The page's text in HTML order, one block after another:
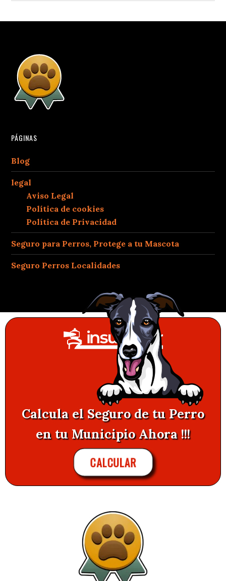
PÁGINAS
Blog
legal
Aviso Legal
Política de cookies
Política de Privacidad
Seguro para Perros, Protege a tu Mascota
Seguro Perros Localidades
Calcula el Seguro de tu Perro
en tu Municipio Ahora !!!
CALCULAR